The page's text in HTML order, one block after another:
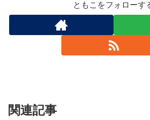
ともこをフォローす
関連記事